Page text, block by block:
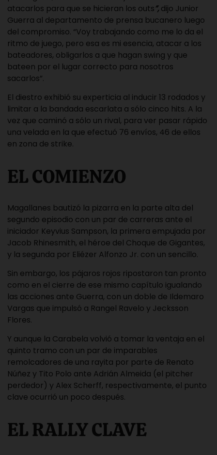
atacarlos para que se hicieran los outs”, dijo Junior
Guerra al departamento de prensa bucanero luego
del compromiso. “Voy trabajando como me lo da el
ritmo de juego, pero esa es mi esencia, atacar a los
bateadores, obligarlos a que hagan swing y que
bateen por el lugar correcto para nosotros
sacarlos”.
El diestro exhibió su experticia al inducir 13 rodados y
limitar a la bandada escarlata a sólo cinco hits. A la
vez que caminó a sólo un rival, para ver pasar rápido
una velada en la que efectuó 76 envíos, 46 de ellos
en zona de strike.
EL COMIENZO
Magallanes bautizó la pizarra en la parte alta del
segundo episodio con un par de carreras ante el
iniciador Keyvius Sampson, la primera empujada por
Jacob Rhinesmith, el héroe del Choque de Gigantes,
y la segunda por Eliézer Alfonzo Jr. con un sencillo.
Sin embargo, los pájaros rojos ripostaron tan pronto
como en el cierre de ese mismo capítulo igualando
las acciones ante Guerra, con un doble de Ildemaro
Vargas que impulsó a Rangel Ravelo y Jecksson
Flores.
Y aunque la Carabela volvió a tomar la ventaja en el
quinto tramo con un par de imparables
remolcadores de una rayita por parte de Renato
Núñez y Tito Polo ante Adrián Almeida (el pitcher
perdedor) y Alex Scherff, respectivamente, el punto
clave ocurrió un poco después.
EL RALLY CLAVE